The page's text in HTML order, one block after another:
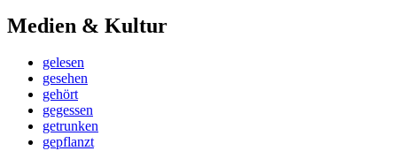
Medien & Kultur
gelesen
gesehen
gehört
gegessen
getrunken
gepflanzt